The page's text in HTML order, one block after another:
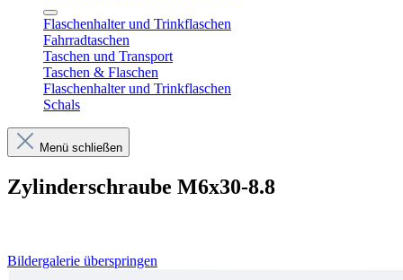
Flaschenhalter und Trinkflaschen
Fahrradtaschen
Taschen und Transport
Taschen & Flaschen
Flaschenhalter und Trinkflaschen
Schals
Menü schließen
Zylinderschraube M6x30-8.8
Bildergalerie überspringen